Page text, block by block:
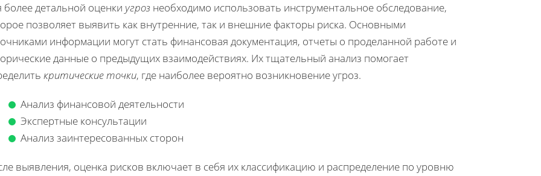
более детальной оценки угроз необходимо использовать инструментальное обследование,
позволяет выявить как внутренние, так и внешние факторы риска. Основными
информации могут стать финансовая документация, отчеты о проделанной работе и
данные о предыдущих взаимодействиях. Их тщательный анализ помогает
критические точки, где наиболее вероятно возникновение угроз.
Анализ финансовой деятельности
Экспертные консультации
Анализ заинтересованных сторон
выявления, оценка рисков включает в себя их классификацию и распределение по уровню